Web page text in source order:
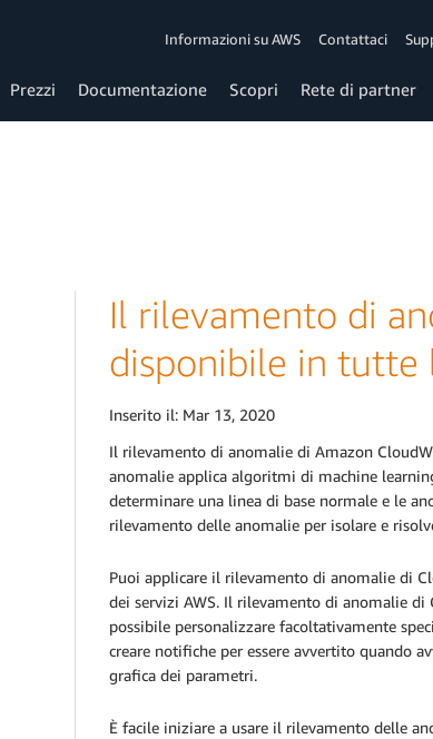
Informazioni su AWS Contattaci
Prezzi Documentazione Scopri Rete di partner
Il rilevamento di
disponibile in tutte
Inserito il: Mar 13, 2020
Il rilevamento di anomalie di Amazon
anomalie applica algoritmi di machine
determinare una linea di base normale e le
rilevamento delle anomalie per isolare e
Puoi applicare il rilevamento di anomalie di
dei servizi AWS. Il rilevamento di anomalie
possibile personalizzare facoltativamente
creare notifiche per essere avvertito quando
grafica dei parametri.
È facile iniziare a usare il rilevamento delle